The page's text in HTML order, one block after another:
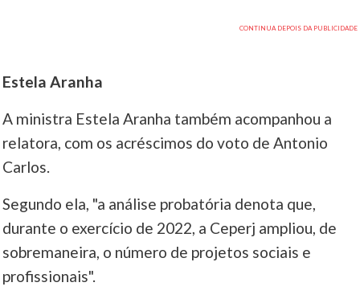
Estela Aranha
A ministra Estela Aranha também acompanhou a
relatora, com os acréscimos do voto de Antonio
Carlos.
Segundo ela, "a análise probatória denota que,
durante o exercício de 2022, a Ceperj ampliou, de
sobremaneira, o número de projetos sociais e
profissionais".